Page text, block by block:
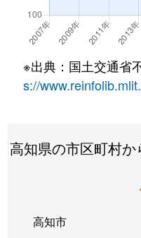
※出典：国土交通省
s://
高知県の市区町村
高知市